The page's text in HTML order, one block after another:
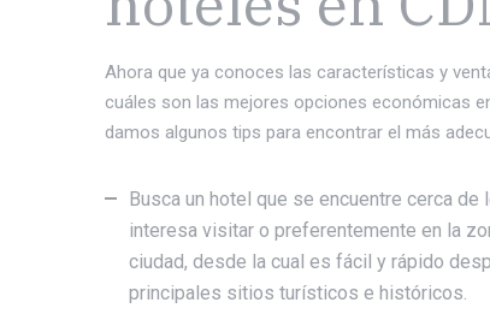
Ahora que ya conoces las características y
cuáles son las mejores opciones económicas
damos algunos tips para encontrar el más
Busca un hotel que se encuentre cerca de
interesa visitar o preferentemente en la
ciudad, desde la cual es fácil y rápido
principales sitios turísticos e históricos.